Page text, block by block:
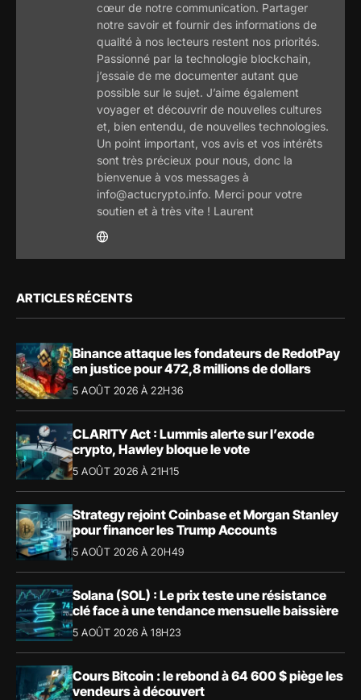
cœur de notre communication. Partager
notre savoir et fournir des informations de
qualité à nos lecteurs restent nos priorités.
Passionné par la technologie blockchain,
j’essaie de me documenter autant que
possible sur le sujet. J’aime également
voyager et découvrir de nouvelles cultures
et, bien entendu, de nouvelles technologies.
Un point important, vos avis et vos intérêts
sont très précieux pour nous, donc la
bienvenue à vos messages à
info@actucrypto.info. Merci pour votre
soutien et à très vite ! Laurent
ARTICLES RÉCENTS
Binance attaque les fondateurs de RedotPay
en justice pour 472,8 millions de dollars
5 AOÛT 2026 À 22H36
CLARITY Act : Lummis alerte sur l’exode
crypto, Hawley bloque le vote
5 AOÛT 2026 À 21H15
Strategy rejoint Coinbase et Morgan Stanley
pour financer les Trump Accounts
5 AOÛT 2026 À 20H49
Solana (SOL) : Le prix teste une résistance
clé face à une tendance mensuelle baissière
5 AOÛT 2026 À 18H23
Cours Bitcoin : le rebond à 64 600 $ piège les
vendeurs à découvert